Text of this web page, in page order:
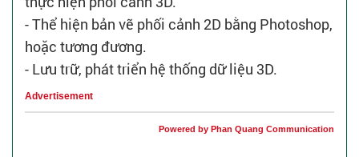
- Thể hiện bản vẽ phối cảnh 2D bằng Photoshop,
hoặc tương đương.
- Lưu trữ, phát triển hệ thống dữ liệu 3D.
Advertisement
Powered by Phan Quang Communication